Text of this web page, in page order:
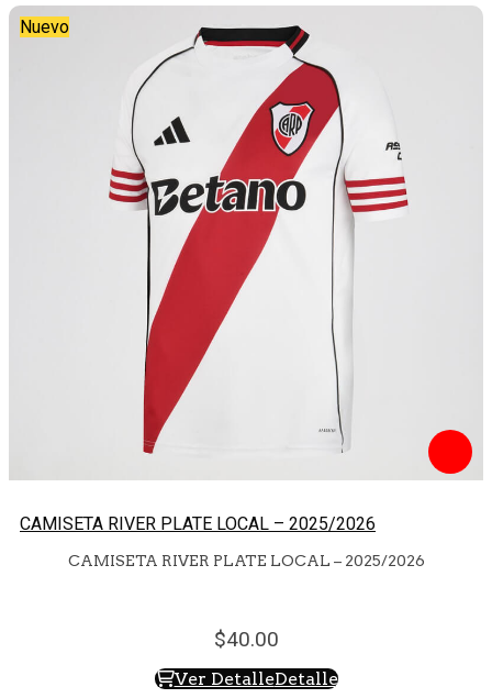
Nuevo
CAMISETA RIVER PLATE LOCAL – 2025/2026
CAMISETA RIVER PLATE LOCAL – 2025/2026
40.00
Ver DetalleDetalle